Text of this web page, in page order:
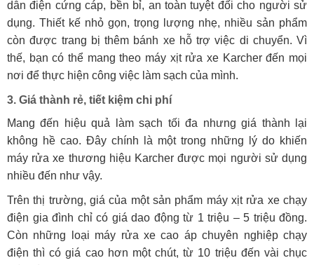
dẫn điện cứng cáp, bền bỉ, an toàn tuyệt đối cho người sử
dụng. Thiết kế nhỏ gọn, trọng lượng nhẹ, nhiều sản phẩm
còn được trang bị thêm bánh xe hỗ trợ việc di chuyển. Vì
thế, bạn có thể mang theo máy xịt rửa xe Karcher đến mọi
nơi để thực hiện công việc làm sạch của mình.
3. Giá thành rẻ, tiết kiệm chi phí
Mang đến hiệu quả làm sạch tối đa nhưng giá thành lại
không hề cao. Đây chính là một trong những lý do khiến
máy rửa xe thương hiệu Karcher được mọi người sử dụng
nhiều đến như vậy.
Trên thị trường, giá của một sản phẩm máy xịt rửa xe chạy
điện gia đình chỉ có giá dao động từ 1 triệu – 5 triệu đồng.
Còn những loại máy rửa xe cao áp chuyên nghiệp chạy
điện thì có giá cao hơn một chút, từ 10 triệu đến vài chục